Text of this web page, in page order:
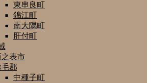
東串良町
錦江町
南大隅町
肝付町
之表市
毛郡
中種子町